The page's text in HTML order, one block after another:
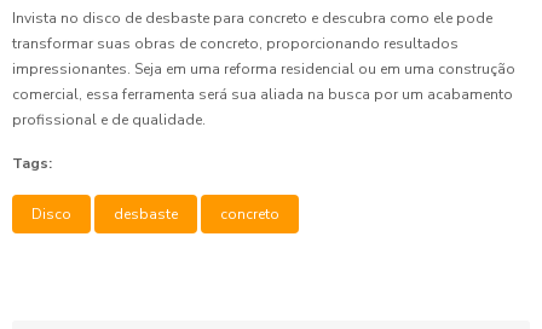
Invista no disco de desbaste para concreto e descubra como ele pode
transformar suas obras de concreto, proporcionando resultados
impressionantes. Seja em uma reforma residencial ou em uma construção
comercial, essa ferramenta será sua aliada na busca por um acabamento
profissional e de qualidade.
Tags:
Disco desbaste concreto